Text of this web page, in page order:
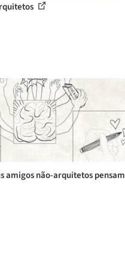
amigos não-arquitetos pensam